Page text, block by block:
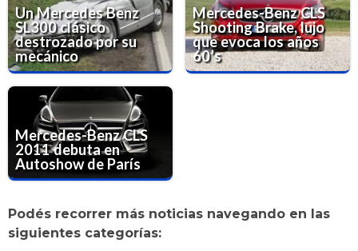
Un Mercedes Benz
SL300 clásico
destrozado por su
mecánico
Mercedes-Benz CLS
Shooting Brake, lujo
que evoca los años
60’s
Mercedes-Benz CLS
2011 debuta en
Autoshow de París
Podés recorrer más noticias navegando en las
siguientes categorías: